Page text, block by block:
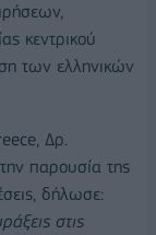
κεντρικού
των ελληνικών
Δρ.
παρουσία της
δήλωσε:
στις